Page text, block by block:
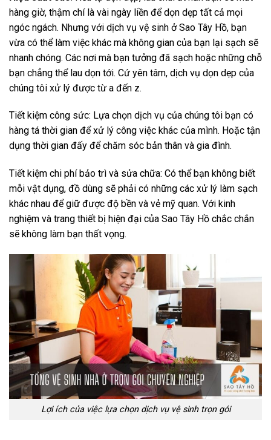
hàng giờ, thậm chí là vài ngày liền để dọn dẹp tất cả mọi
ngóc ngách. Nhưng với dịch vụ vệ sinh ở Sao Tây Hồ, bạn
vừa có thể làm việc khác mà không gian của bạn lại sạch sẽ
nhanh chóng. Các nơi mà bạn tưởng đã sạch hoặc những chỗ
bạn chẳng thể lau dọn tới. Cứ yên tâm, dịch vụ dọn dẹp của
chúng tôi xử lý được từ a đến z.
Tiết kiệm công sức: Lựa chọn dịch vụ của chúng tôi bạn có
hàng tá thời gian để xử lý công việc khác của mình. Hoặc tận
dụng thời gian đấy để chăm sóc bản thân và gia đình.
Tiết kiệm chi phí bảo trì và sửa chữa: Có thể bạn không biết
mỗi vật dụng, đồ dùng sẽ phải có những các xử lý làm sạch
khác nhau để giữ được độ bền và vẻ mỹ quan. Với kinh
nghiệm và trang thiết bị hiện đại của Sao Tây Hồ chắc chắn
sẽ không làm bạn thất vọng.
Lợi ích của việc lựa chọn dịch vụ vệ sinh trọn gói